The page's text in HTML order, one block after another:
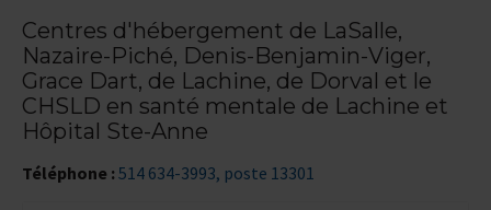
Centres d'hébergement de LaSalle,
Nazaire-Piché, Denis-Benjamin-Viger,
Grace Dart, de Lachine, de Dorval et le
CHSLD en santé mentale de Lachine et
Hôpital Ste-Anne
Téléphone : 514 634-3993, poste 13301